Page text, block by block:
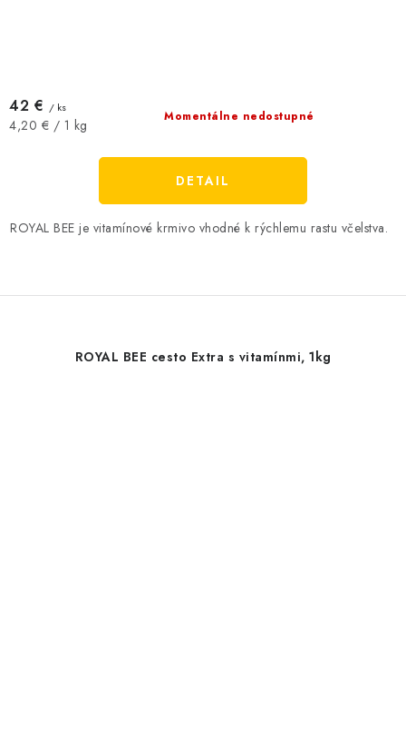
Momentálne nedostupné
42 € / ks
Jednotková
4,20 € / 1 kg
DETAIL
ROYAL BEE je vitamínové krmivo vhodné k rýchlemu rastu včelstva.
ROYAL BEE cesto Extra s vitamínmi, 1kg